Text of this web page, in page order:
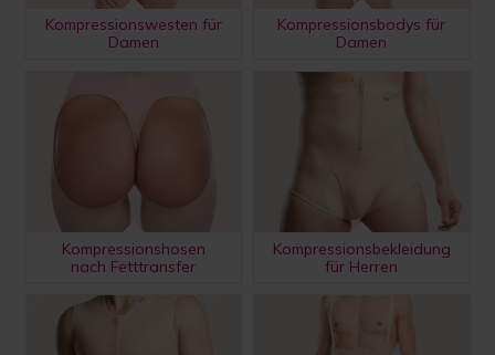
Kompressionswesten für
Damen
Kompressionsbodys für
Damen
Kompressionshosen
nach Fetttransfer
Kompressionsbekleidung
für Herren